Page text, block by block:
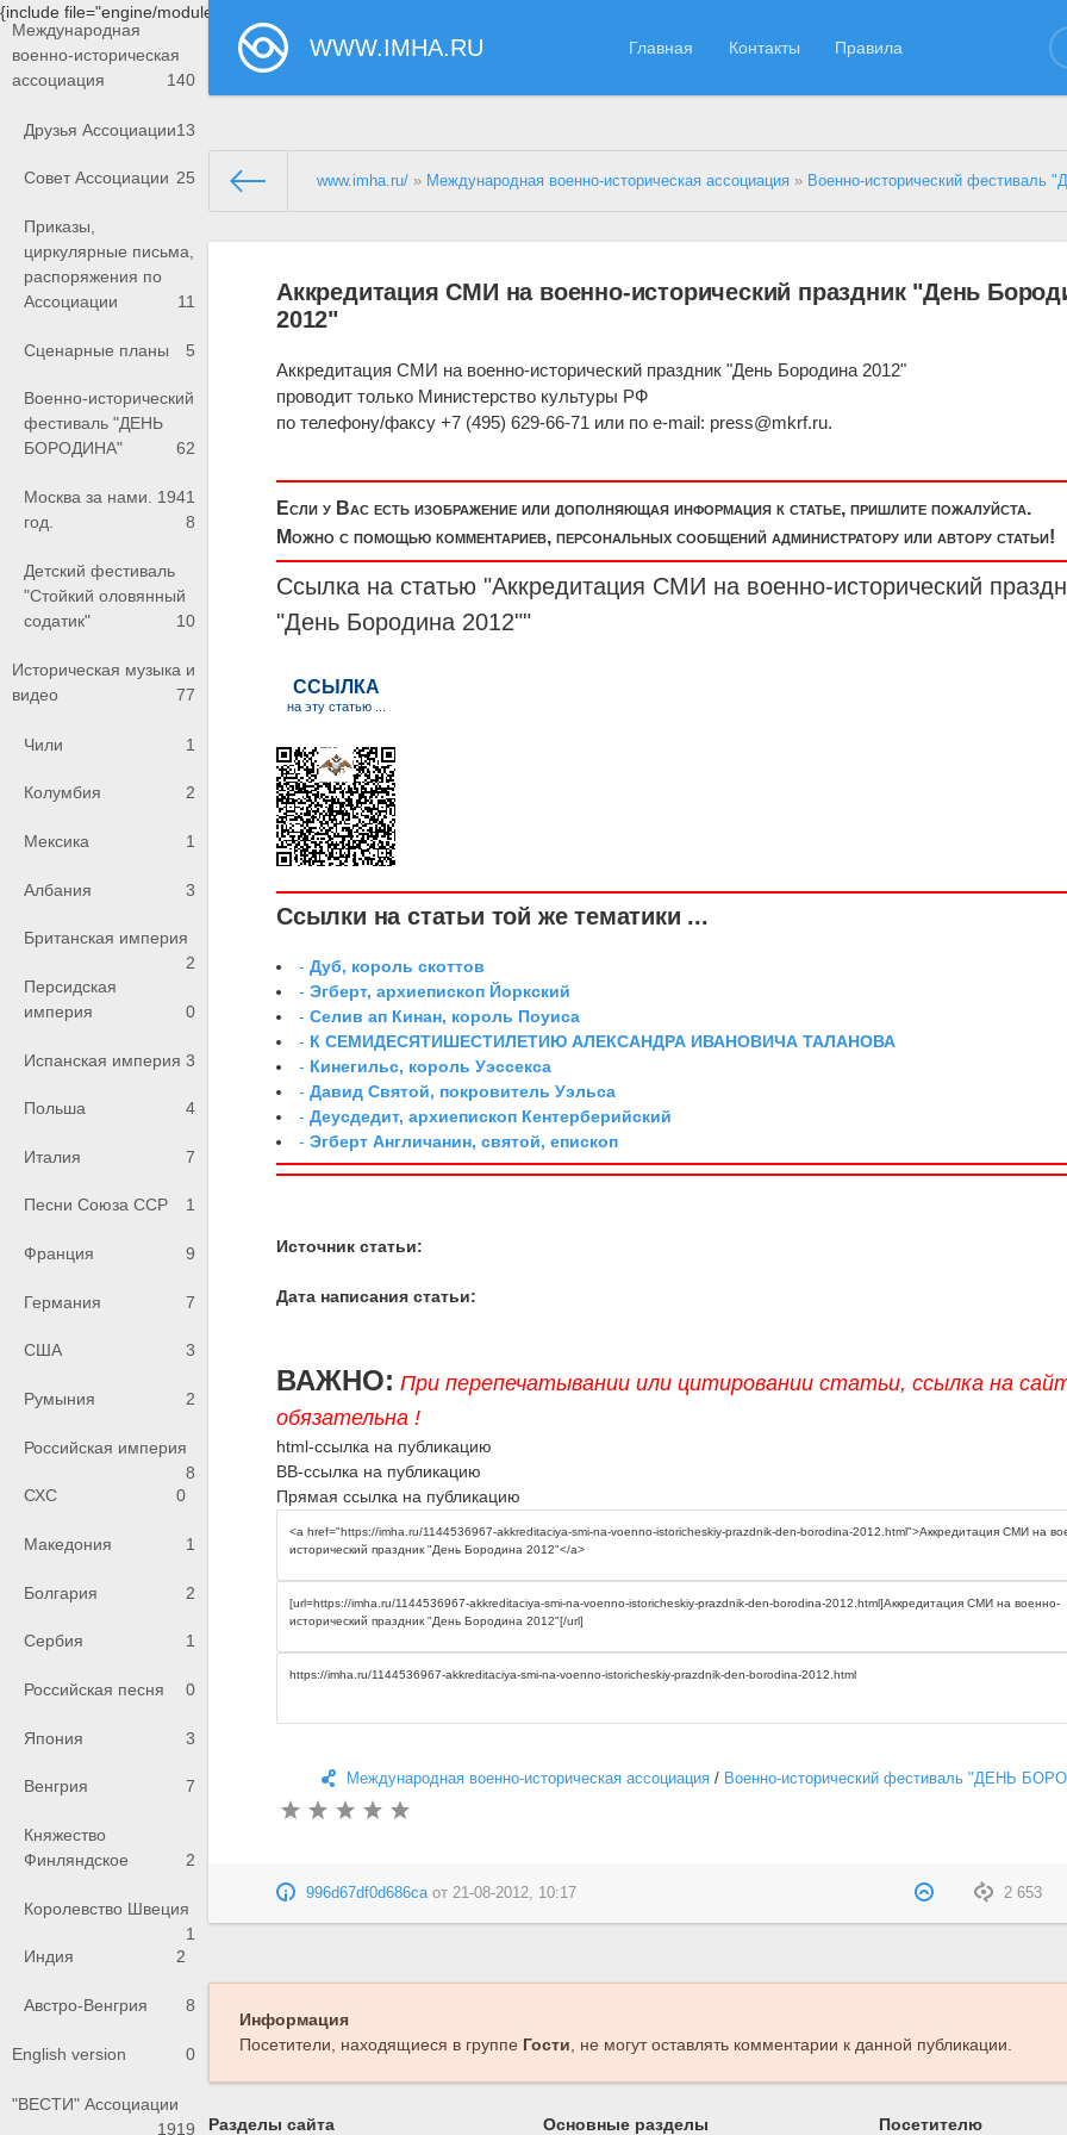
{include file="engine/modules/saperu/head.php"}
WWW.IMHA.RU Главная Контакты Правила
Международная
военно-историческая
ассоциация
140
Друзья Ассоциации13
Совет Ассоциации 25
Приказы,
циркулярные письма,
распоряжения по
Ассоциации
11
Сценарные планы 5
Военно-исторический
фестиваль "ДЕНЬ
БОРОДИНА"
62
Москва за нами. 1941
год.
8
Детский фестиваль
"Стойкий оловянный
содатик"
10
Историческая музыка и
видео
77
Чили 1
Колумбия 2
Мексика 1
Албания 3
Британская империя
2
Персидская
империя
0
Испанская империя 3
Польша 4
Италия 7
Песни Союза ССР 1
Франция 9
Германия 7
США 3
Румыния 2
Российская империя
8
СХС
0
Македония 1
Болгария 2
Сербия 1
Российская песня 0
Япония 3
Венгрия 7
Княжество
Финляндское
2
Королевство Швеция
1
Индия
2
Австро-Венгрия 8
English version 0
"ВЕСТИ" Ассоциации
1919
www.imha.ru/ » Международная военно-историческая ассоциация » Военно-исторический фестиваль "ДЕНЬ
Аккредитация СМИ на военно-исторический праздник "День
2012"
Аккредитация СМИ на военно-исторический праздник "День Бородина 2012"
проводит только Министерство культуры РФ
по телефону/факсу +7 (495) 629-66-71 или по e-mail: press@mkrf.ru.
Если у Вас есть изображение или дополняющая информация к статье, пришлите пожалуйста.
Можно с помощью комментариев, персональных сообщений администратору или автору статьи!
Ссылка на статью "Аккредитация СМИ на военно-исторический
"День Бородина 2012""
Ссылки на статьи той же тематики ...
-Дуб, король скоттов
-Эгберт, архиепископ Йоркский
-Селив ап Кинан, король Поуиса
- К СЕМИДЕСЯТИШЕСТИЛЕТИЮ АЛЕКСАНДРА ИВАНОВИЧА ТАЛАНОВА
- Кинегильс, король Уэссекса
-Давид Святой, покровитель Уэльса
-Деусдедит, архиепископ Кентерберийский
-Эгберт Англичанин, святой, епископ
Источник статьи:
Дата написания статьи:
ВАЖНО: При перепечатывании или цитировании статьи, ссылка на
обязательна !
html-ссылка на публикацию
BB-ссылка на публикацию
Прямая ссылка на публикацию
Международная военно-историческая ассоциация/ Военно-исторический фестиваль "ДЕНЬ
2 653
996d67df0d686caот21-08-2012, 10:17
Информация
Посетители, находящиеся в группе Гости, не могут оставлять комментарии к данной публикации.
Разделы сайта Основные разделы Посетителю